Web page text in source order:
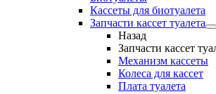
Кассеты для биотуалета
Запчасти кассет туалета
Назад
Запчасти кассет
Механизм кассеты
Колеса для кассет
Плата туалета